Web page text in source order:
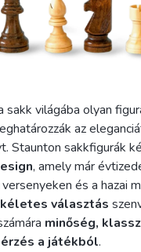
sakk világába olyan
az
Staunton sakkfigurák
, amely már
és a hazai
választás
minőség,
a játékból.